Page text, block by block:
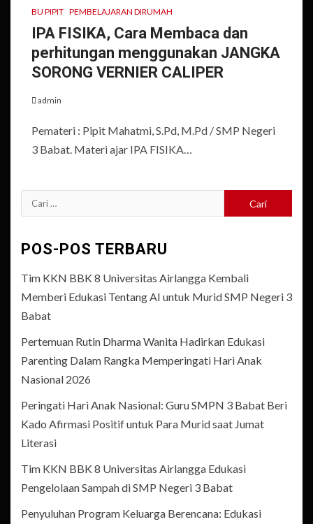
BU PIPIT PEMBELAJARAN DIRUMAH
IPA FISIKA, Cara Membaca dan
perhitungan menggunakan JANGKA
SORONG VERNIER CALIPER
admin
Pemateri : Pipit Mahatmi, S.Pd, M.Pd / SMP Negeri
3 Babat. Materi ajar IPA FISIKA…
Cari
untuk:
POS-POS TERBARU
Tim KKN BBK 8 Universitas Airlangga Kembali
Memberi Edukasi Tentang AI untuk Murid SMP Negeri 3
Babat
Pertemuan Rutin Dharma Wanita Hadirkan Edukasi
Parenting Dalam Rangka Memperingati Hari Anak
Nasional 2026
Peringati Hari Anak Nasional: Guru SMPN 3 Babat Beri
Kado Afirmasi Positif untuk Para Murid saat Jumat
Literasi
Tim KKN BBK 8 Universitas Airlangga Edukasi
Pengelolaan Sampah di SMP Negeri 3 Babat
Penyuluhan Program Keluarga Berencana: Edukasi